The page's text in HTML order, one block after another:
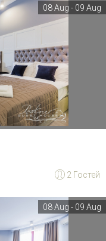
08 Aug - 09 Aug
2 Гостей
08 Aug - 09 Aug